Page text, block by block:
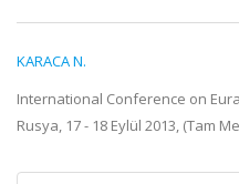
KARACA N.
International Conference on
Rusya, 17 - 18 Eylül 2013, (Tam